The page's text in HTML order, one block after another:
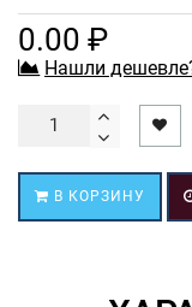
0.00 ₽
Нашли
В КОРЗИНУ